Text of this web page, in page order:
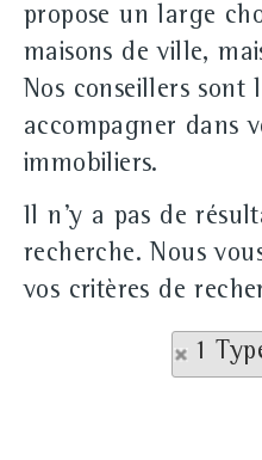
propose un large
maisons de ville,
Nos conseillers sont
accompagner dans
immobiliers.
Il n'y a pas de
recherche. Nous
vos critères de
1